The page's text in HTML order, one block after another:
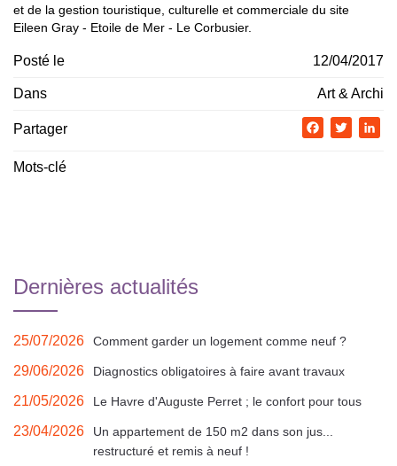
et de la gestion touristique, culturelle et commerciale du site
Eileen Gray - Etoile de Mer - Le Corbusier.
Posté le 12/04/2017
Dans Art & Archi
Partager Facebook
Twitter
Mots-clé
Dernières actualités
25/07/2026 Comment garder un logement comme neuf ?
29/06/2026 Diagnostics obligatoires à faire avant travaux
21/05/2026 Le Havre d'Auguste Perret ; le confort pour tous
23/04/2026
Un appartement de 150 m2 dans son jus...
restructuré et remis à neuf !